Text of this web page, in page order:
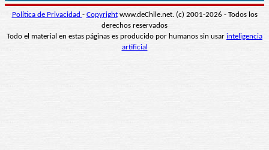
Política de Privacidad - Copyrightwww.deChile.net. (c) 2001-2026 - Todos los
derechos reservados
Todo el material en estas páginas es producido por humanos sin usar inteligencia
artificial